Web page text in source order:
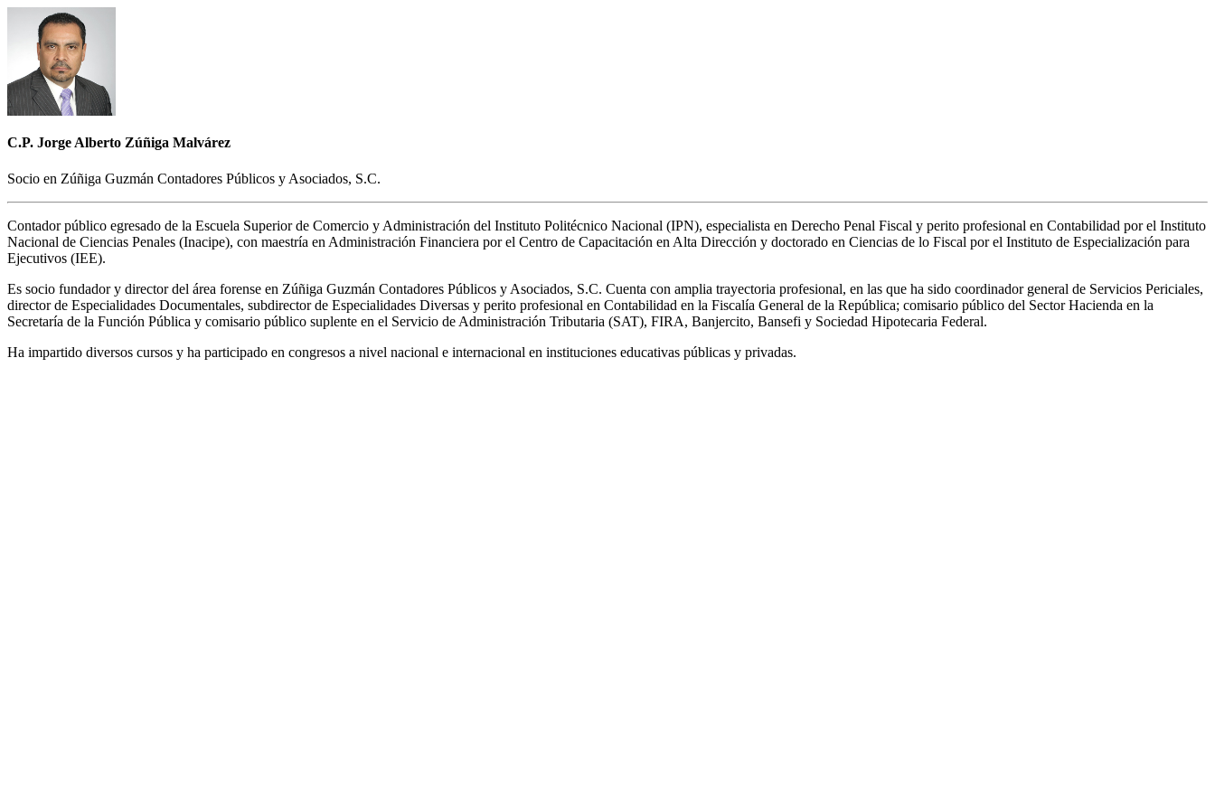
C.P. Jorge Alberto Zúñiga Malvárez
Socio en Zúñiga Guzmán Contadores Públicos y Asociados, S.C.
Contador público egresado de la Escuela Superior de Comercio y Administración del Instituto Politécnico Nacional (IPN), especialista en Derecho Penal Fiscal y perito profesional en Contabilidad por el Instituto
Nacional de Ciencias Penales (Inacipe), con maestría en Administración Financiera por el Centro de Capacitación en Alta Dirección y doctorado en Ciencias de lo Fiscal por el Instituto de Especialización para
Ejecutivos (IEE).
Es socio fundador y director del área forense en Zúñiga Guzmán Contadores Públicos y Asociados, S.C. Cuenta con amplia trayectoria profesional, en las que ha sido coordinador general de Servicios Periciales,
director de Especialidades Documentales, subdirector de Especialidades Diversas y perito profesional en Contabilidad en la Fiscalía General de la República; comisario público del Sector Hacienda en la
Secretaría de la Función Pública y comisario público suplente en el Servicio de Administración Tributaria (SAT), FIRA, Banjercito, Bansefi y Sociedad Hipotecaria Federal.
Ha impartido diversos cursos y ha participado en congresos a nivel nacional e internacional en instituciones educativas públicas y privadas.